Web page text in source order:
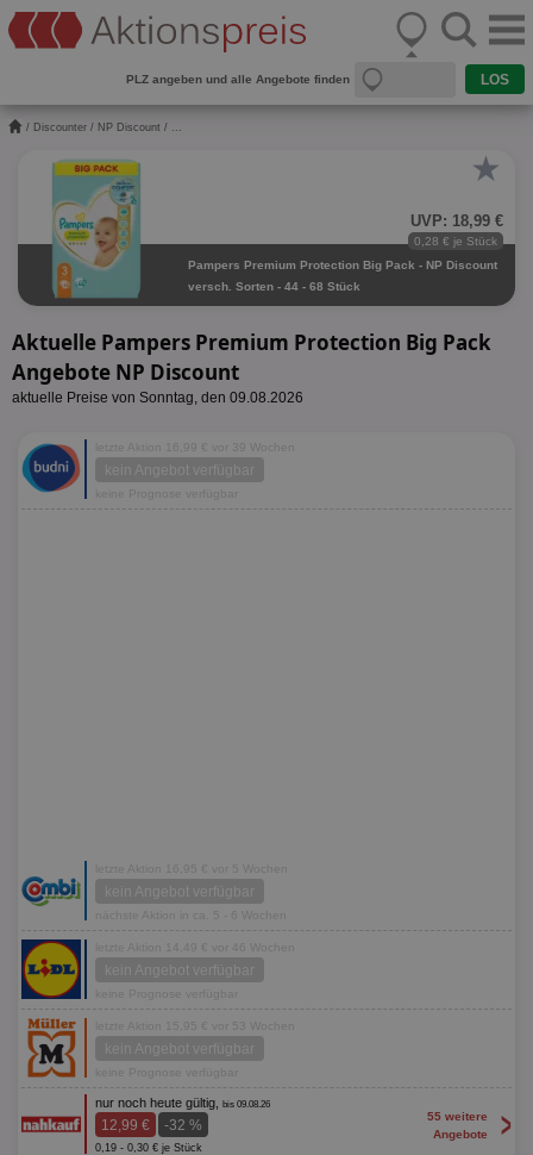
PLZ angeben und alle Angebote finden
/ Discounter / NP Discount / ...
★
UVP: 18,99 €
0,28 € je Stück
Pampers Premium Protection Big Pack - NP Discount
versch. Sorten - 44 - 68 Stück
Aktuelle Pampers Premium Protection Big Pack
Angebote NP Discount
aktuelle Preise von Sonntag, den 09.08.2026
letzte Aktion 16,99 € vor 39 Wochen
kein Angebot verfügbar
keine Prognose verfügbar
letzte Aktion 16,95 € vor 5 Wochen
kein Angebot verfügbar
nächste Aktion in ca. 5 - 6 Wochen
letzte Aktion 14,49 € vor 46 Wochen
kein Angebot verfügbar
keine Prognose verfügbar
letzte Aktion 15,95 € vor 53 Wochen
kein Angebot verfügbar
keine Prognose verfügbar
nur noch heute gültig, bis 09.08.26
12,99 € -32 %
0,19 - 0,30 € je Stück
55 weitere
Angebote
>